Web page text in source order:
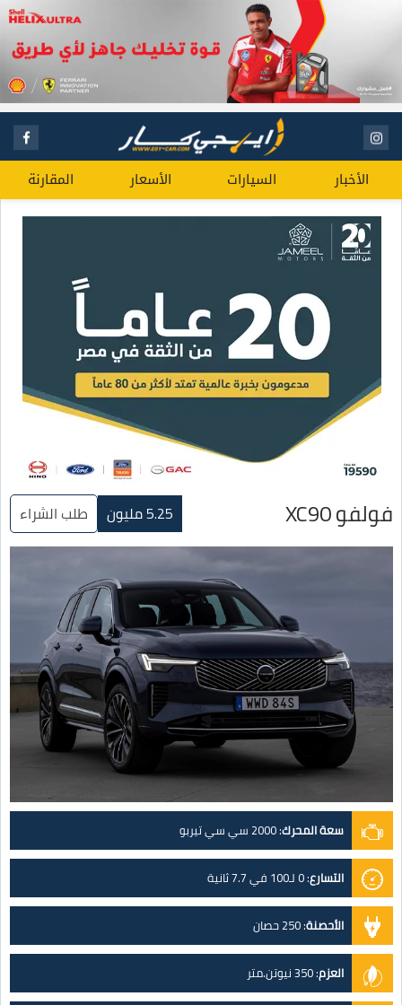
الأخبار السيارات الأسعار المقارنة
فولفو XC90 5.25 مليون طلب الشراء
سعة المحرك:2000 سي سي تيربو
التسارع:0 لـ100 في 7.7 ثانية
الأحصنة:250 حصان
العزم:350 نيوتن.متر